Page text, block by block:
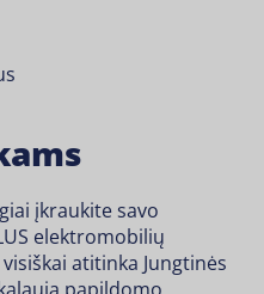
įkraukite savo
elektromobilių
atitinka Jungtinės